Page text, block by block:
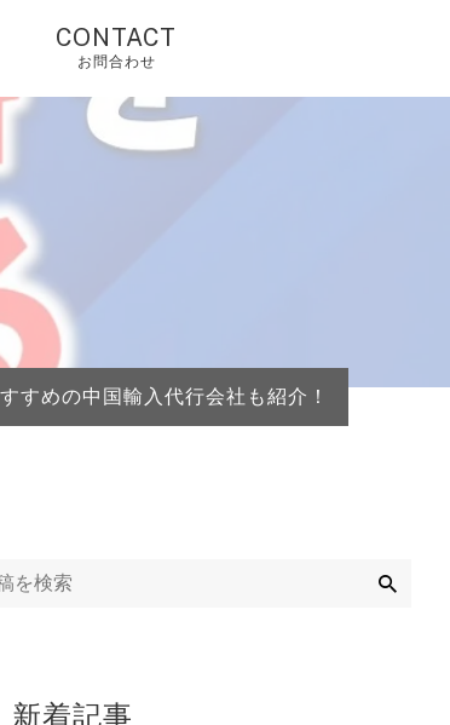
タオ
アリ
当社
代行
CONTACT
お問合わせ
すめの中国輸入代行会社も紹介！
新着記事